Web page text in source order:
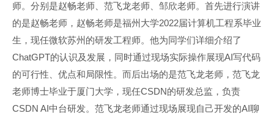
师。分别是赵畅老师、范飞龙老师、邹欣老师。首先进行演讲
的是赵畅老师，赵畅老师是福州大学2022届计算机工程系毕业
生，现任微软苏州的研发工程师。他为同学们详细介绍了
ChatGPT的认识及发展，同时通过现场实际操作展现AI写代码
的可行性、优点和局限性。而后出场的是范飞龙老师，范飞龙
老师博士毕业于厦门大学，现任CSDN的研发总监，负责
CSDN AI中台研发。范飞龙老师通过现场展现自己开发的AI聊